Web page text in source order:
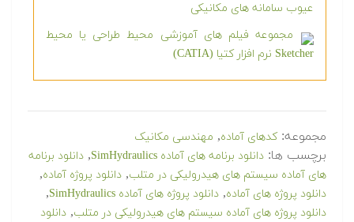
عیوب سامانه های مکانیکی
مجموعه فیلم های آموزشی محیط طراحی یا محیط
Sketcher نرم افزار کتیا (CATIA)
مجموعه:کدهای آماده, مهندسی مکانیک
برچسب ها: دانلود برنامه های آماده SimHydraulics , دانلود برنامه
های آماده سیستم های هیدرولیکی در متلب, دانلود پروژه آماده,
دانلود پروژه های آماده, دانلود پروژه های آماده SimHydraulics ,
دانلود پروژه های آماده سیستم های هیدرولیکی در متلب, دانلود